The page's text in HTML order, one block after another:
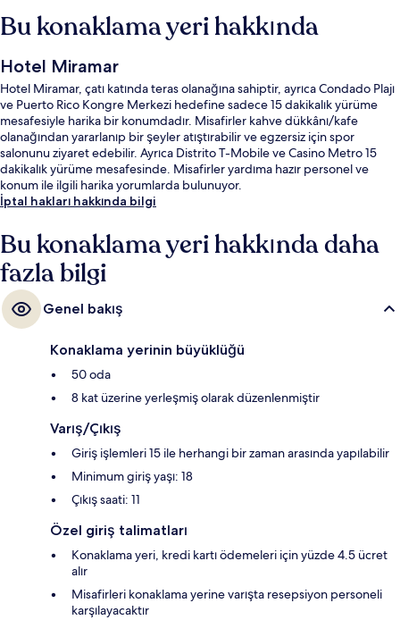
Bu konaklama yeri hakkında
Hotel Miramar
Hotel Miramar, çatı katında teras olanağına sahiptir, ayrıca Condado Plajı
ve Puerto Rico Kongre Merkezi hedefine sadece 15 dakikalık yürüme
mesafesiyle harika bir konumdadır. Misafirler kahve dükkânı/kafe
olanağından yararlanıp bir şeyler atıştırabilir ve egzersiz için spor
salonunu ziyaret edebilir. Ayrıca Distrito T-Mobile ve Casino Metro 15
dakikalık yürüme mesafesinde. Misafirler yardıma hazır personel ve
konum ile ilgili harika yorumlarda bulunuyor.
İptal hakları hakkında bilgi
Bu konaklama yeri hakkında daha
fazla bilgi
Genel bakış
Konaklama yerinin büyüklüğü
50 oda
8 kat üzerine yerleşmiş olarak düzenlenmiştir
Varış/Çıkış
Giriş işlemleri 15 ile herhangi bir zaman arasında yapılabilir
Minimum giriş yaşı: 18
Çıkış saati: 11
Özel giriş talimatları
Konaklama yeri, kredi kartı ödemeleri için yüzde 4.5 ücret
alır
Misafirleri konaklama yerine varışta resepsiyon personeli
karşılayacaktır